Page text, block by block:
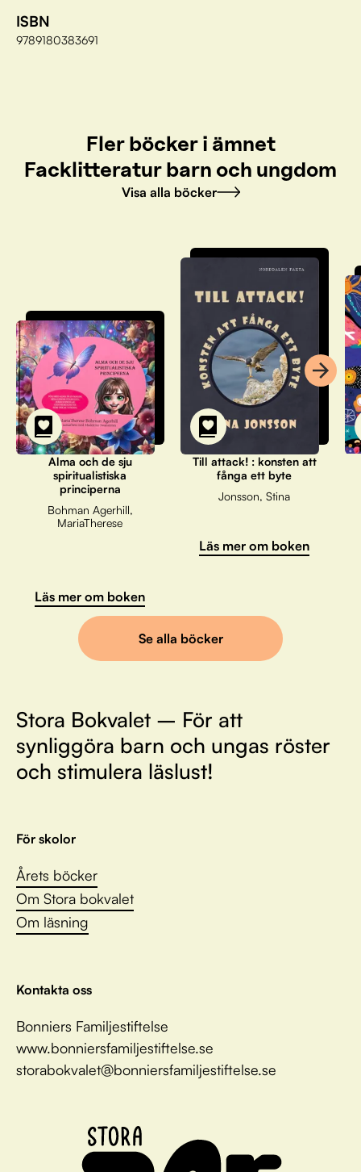
ISBN
9789180383691
Fler böcker i ämnet
Facklitteratur barn och ungdom
Visa alla böcker
Alma och de sju
spiritualistiska
principerna
Bohman Agerhill,
MariaTherese
Läs mer om boken
Till attack! : konsten att
fånga ett byte
Jonsson, Stina
Läs mer om boken
Se alla böcker
Stora Bokvalet – För att
synliggöra barn och ungas röster
och stimulera läslust!
För skolor
Årets böcker
Om Stora bokvalet
Om läsning
Kontakta oss
Bonniers Familjestiftelse
www.bonniersfamiljestiftelse.se
storabokvalet@bonniersfamiljestiftelse.se